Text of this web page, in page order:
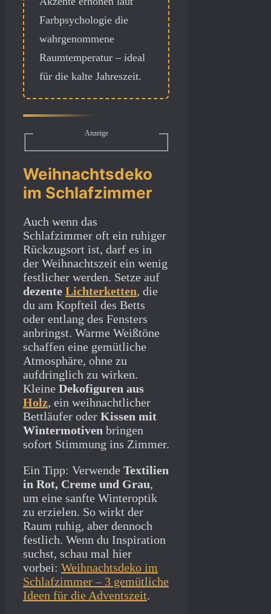
Farbpsychologie die
wahrgenommene
Raumtemperatur – ideal
für die kalte Jahreszeit.
Anzeige
Weihnachtsdeko
im Schlafzimmer
Auch wenn das
Schlafzimmer oft ein ruhiger
Rückzugsort ist, darf es in
der Weihnachtszeit ein wenig
festlicher werden. Setze auf
dezente Lichterketten, die
du am Kopfteil des Betts
oder entlang des Fensters
anbringst. Warme Weißtöne
schaffen eine gemütliche
Atmosphäre, ohne zu
aufdringlich zu wirken.
Kleine Dekofiguren aus
Holz, ein weihnachtlicher
Bettläufer oder Kissen mit
Wintermotiven bringen
sofort Stimmung ins Zimmer.
Ein Tipp: Verwende Textilien
in Rot, Creme und Grau,
um eine sanfte Winteroptik
zu erzielen. So wirkt der
Raum ruhig, aber dennoch
festlich. Wenn du Inspiration
suchst, schau mal hier
vorbei: Weihnachtsdeko im
Schlafzimmer – 3 gemütliche
Ideen für die Adventszeit.